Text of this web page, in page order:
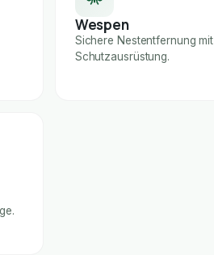
Wespen
Sichere Nestentfernung mit
Schutzausrüstung.